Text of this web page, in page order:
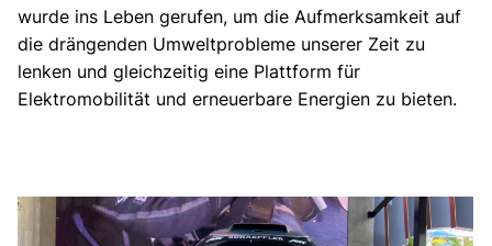
wurde ins Leben gerufen, um die Aufmerksamkeit auf
die drängenden Umweltprobleme unserer Zeit zu
lenken und gleichzeitig eine Plattform für
Elektromobilität und erneuerbare Energien zu bieten.